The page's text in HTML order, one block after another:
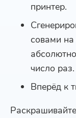
принтер.
совами
число раз.
Вперёд к